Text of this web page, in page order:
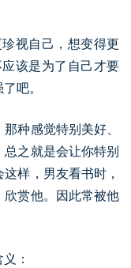
视自己，想变得更
该是为了自己才要
吧。
种感觉特别美好、
之就是会让你特别
样，男友看书时，
欣赏他。因此常被他
：